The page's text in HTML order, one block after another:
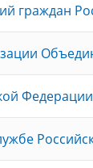
граждан
Федерации